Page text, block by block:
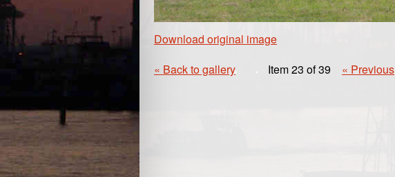
Download original image
« Back to gallery
Item 23 of 39 « Previous